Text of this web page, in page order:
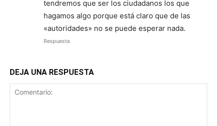
tendremos que ser los ciudadanos los que
hagamos algo porque está claro que de las
«autoridades» no se puede esperar nada.
Respuesta
DEJA UNA RESPUESTA